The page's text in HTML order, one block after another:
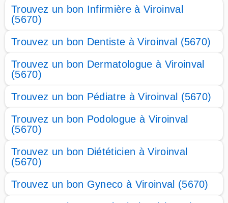
Trouvez un bon Infirmière à Viroinval
(5670)
Trouvez un bon Dentiste à Viroinval (5670)
Trouvez un bon Dermatologue à Viroinval
(5670)
Trouvez un bon Pédiatre à Viroinval (5670)
Trouvez un bon Podologue à Viroinval
(5670)
Trouvez un bon Diététicien à Viroinval
(5670)
Trouvez un bon Gyneco à Viroinval (5670)